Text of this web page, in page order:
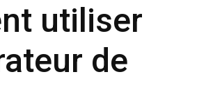
utiliser
de